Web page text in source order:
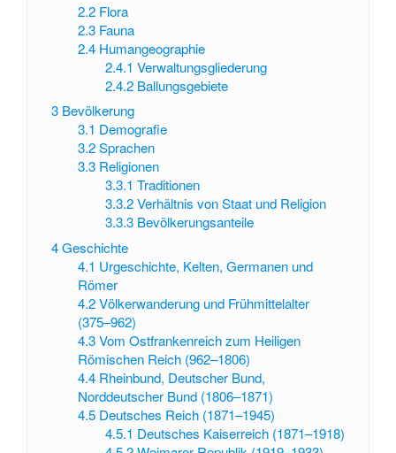
2.2 Flora
2.3 Fauna
2.4 Humangeographie
2.4.1 Verwaltungsgliederung
2.4.2 Ballungsgebiete
3 Bevölkerung
3.1 Demografie
3.2 Sprachen
3.3 Religionen
3.3.1 Traditionen
3.3.2 Verhältnis von Staat und Religion
3.3.3 Bevölkerungsanteile
4Geschichte
4.1 Urgeschichte, Kelten, Germanen und
Römer
4.2 Völkerwanderung und Frühmittelalter
(375–962)
4.3 Vom Ostfrankenreich zum Heiligen
Römischen Reich (962–1806)
4.4 Rheinbund, Deutscher Bund,
Norddeutscher Bund (1806–1871)
4.5 Deutsches Reich (1871–1945)
4.5.1 Deutsches Kaiserreich (1871–1918)